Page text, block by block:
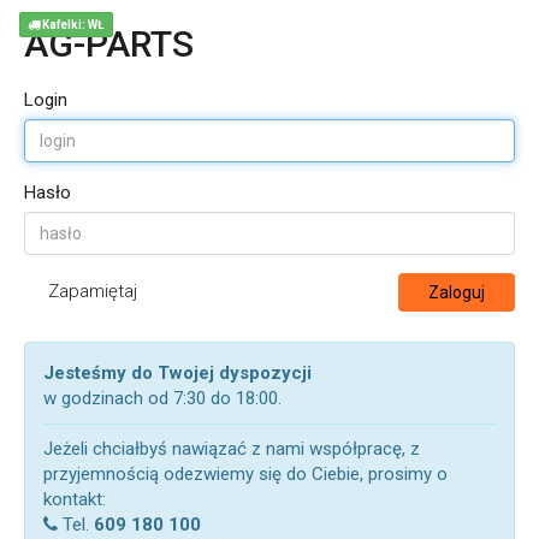
AG-PARTS
Login
Hasło
Zapamiętaj Zaloguj
Jesteśmy do Twojej dyspozycji
w godzinach od 7:30 do 18:00.
Jeżeli chciałbyś nawiązać z nami współpracę, z
przyjemnością odezwiemy się do Ciebie, prosimy o
kontakt:
Tel. 609 180 100
Kafelki: WŁ